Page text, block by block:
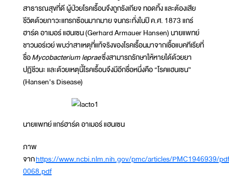
สาธารณสุขที่ดี ผู้ป่วยโรคเรื้อนจึงถูกรังเกียจ ทอดทิ้ง และต้องเสีย
ชีวิตด้วยภาวะแทรกซ้อนมากมาย จนกระทั่งในปี ค.ศ. 1873 แกร์
ฮาร์ด อาเมอร์ แฮนเซน (Gerhard Armauer Hansen) นายแพทย์
ชาวนอร์เวย์ พบว่าสาเหตุที่แท้จริงของโรคเรื้อนมาจากเชื้อแบคทีเรียที่
ชื่อMycobacterium lepraeซึ่งสามารถรักษาให้หายได้ด้วยยา
ปฏิชีวนะ และด้วยเหตุนี้โรคเรื้อนจึงมีอีกชื่อหนึ่งคือ “โรคแฮนเซน”
(Hansen's Disease)
นายแพทย์ แกร์ฮาร์ด อาเมอร์ แฮนเซน
ภาพ
จากhttps://www.ncbi.nlm.nih.gov/pmc/articles/PMC1946939/
0068.pdf